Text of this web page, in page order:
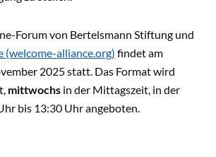
Forum von Bertelsmann Stiftung und
(welcome-alliance.org) findet am
2025 statt. Das Format wird
mittwochs in der Mittagszeit, in der
bis 13:30 Uhr angeboten.